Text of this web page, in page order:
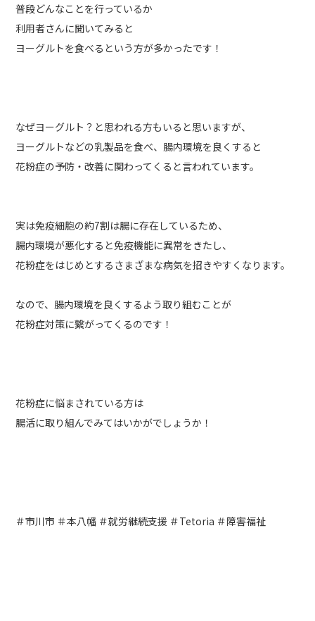
普段どんなことを行っているか
利用者さんに聞いてみると
ヨーグルトを食べるという方が多かったです！
なぜヨーグルト？と思われる方もいると思いますが、
ヨーグルトなどの乳製品を食べ、腸内環境を良くすると
花粉症の予防・改善に関わってくると言われています。
実は免疫細胞の約7割は腸に存在しているため、
腸内環境が悪化すると免疫機能に異常をきたし、
花粉症をはじめとするさまざまな病気を招きやすくなります。
なので、腸内環境を良くするよう取り組むことが
花粉症対策に繋がってくるのです！
花粉症に悩まされている方は
腸活に取り組んでみてはいかがでしょうか！
＃市川市 ＃本八幡 ＃就労継続支援 ＃Tetoria ＃障害福祉